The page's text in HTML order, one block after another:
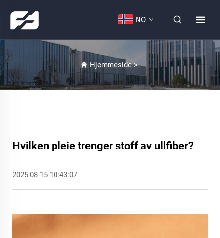
NO
Hjemmeside>
Hvilken pleie trenger stoff av ullfiber?
2025-08-15 10:43:07